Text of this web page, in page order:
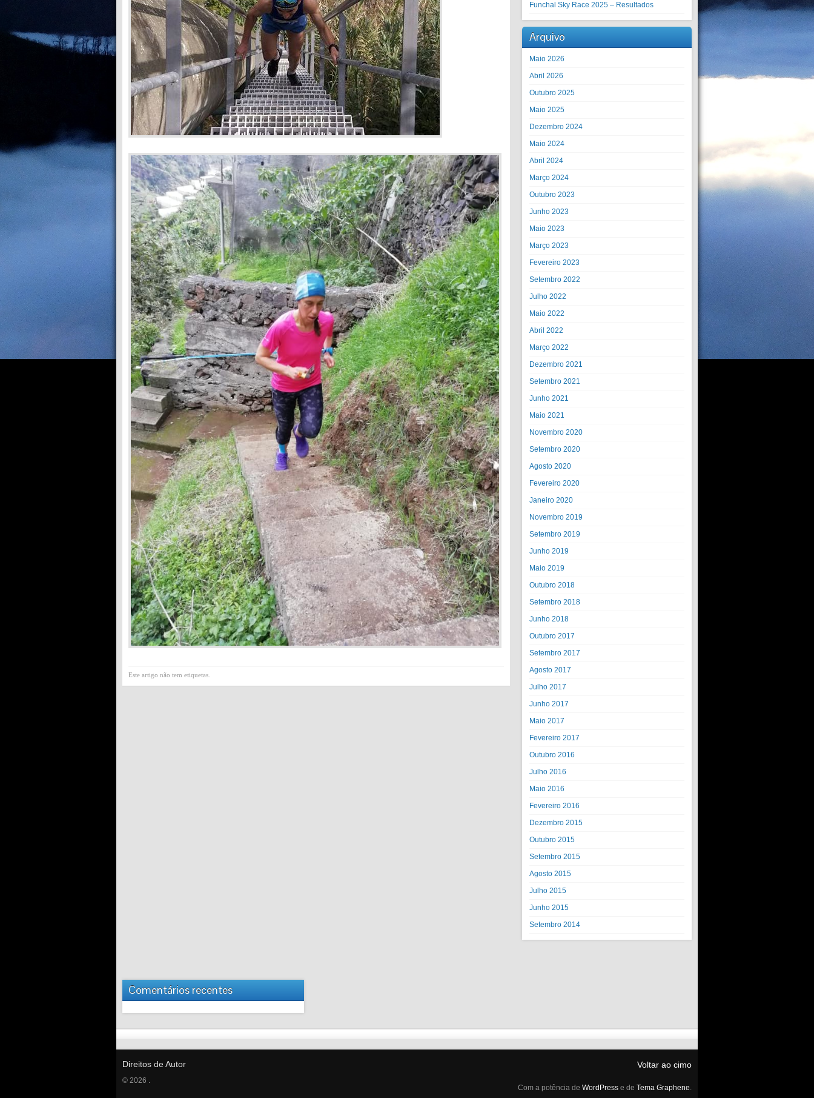
Este artigo não tem etiquetas.
Funchal Sky Race 2025 – Resultados
Arquivo
Maio 2026
Abril 2026
Outubro 2025
Maio 2025
Dezembro 2024
Maio 2024
Abril 2024
Março 2024
Outubro 2023
Junho 2023
Maio 2023
Março 2023
Fevereiro 2023
Setembro 2022
Julho 2022
Maio 2022
Abril 2022
Março 2022
Dezembro 2021
Setembro 2021
Junho 2021
Maio 2021
Novembro 2020
Setembro 2020
Agosto 2020
Fevereiro 2020
Janeiro 2020
Novembro 2019
Setembro 2019
Junho 2019
Maio 2019
Outubro 2018
Setembro 2018
Junho 2018
Outubro 2017
Setembro 2017
Agosto 2017
Julho 2017
Junho 2017
Maio 2017
Fevereiro 2017
Outubro 2016
Julho 2016
Maio 2016
Fevereiro 2016
Dezembro 2015
Outubro 2015
Setembro 2015
Agosto 2015
Julho 2015
Junho 2015
Setembro 2014
Comentários recentes
Direitos de Autor
© 2026 .
Voltar ao cimo
Com a potência de WordPress e de Tema Graphene.